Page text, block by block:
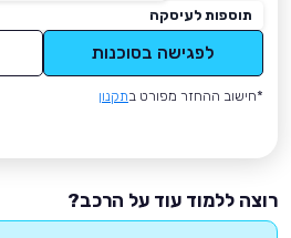
תוספות לעיסקה
לפגישה בסוכנות
*חישוב ההחזר מפורט בתקנון
רוצה ללמוד עוד על הרכב?